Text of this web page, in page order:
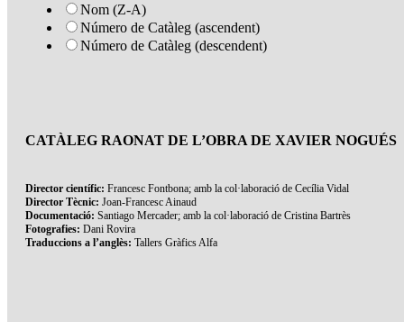
Nom (Z-A)
Número de Catàleg (ascendent)
Número de Catàleg (descendent)
CATÀLEG RAONAT DE L’OBRA DE XAVIER NOGUÉS
Director científic: Francesc Fontbona; amb la col·laboració de Cecília Vidal
Director Tècnic: Joan-Francesc Ainaud
Documentació: Santiago Mercader; amb la col·laboració de Cristina Bartrès
Fotografies: Dani Rovira
Traduccions a l’anglès: Tallers Gràfics Alfa